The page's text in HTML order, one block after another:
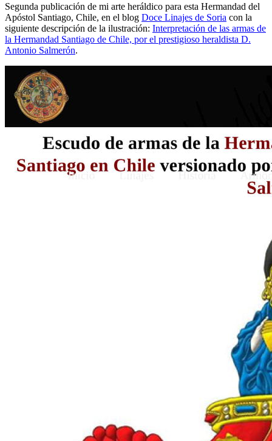
Segunda publicación de mi arte heráldico para esta Hermandad del
Apóstol Santiago, Chile, en el blog Doce Linajes de Soria con la
siguiente descripción de la ilustración: Interpretación de las armas de
la Hermandad Santiago de Chile, por el prestigioso heraldista D.
Antonio Salmerón.